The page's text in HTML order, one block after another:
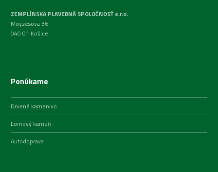
ZEMPLÍNSKA PLAVEBNÁ SPOLOČNOSŤ s.r.o.
Moyzesova 36
040 01 Košice
Ponúkame
Drvené kamenivo
Lomový kameň
Autodoprava